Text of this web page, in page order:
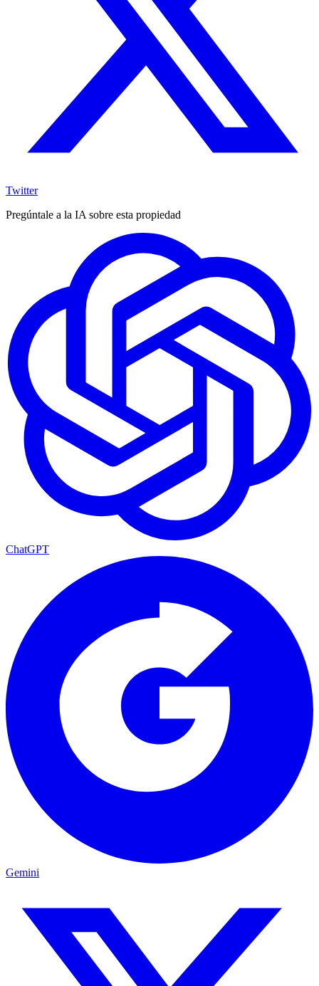
Twitter
Pregúntale a la IA sobre esta propiedad
ChatGPT
Gemini